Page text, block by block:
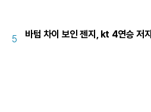
5 바텀 차이 보인 젠지, kt 4연승 저지